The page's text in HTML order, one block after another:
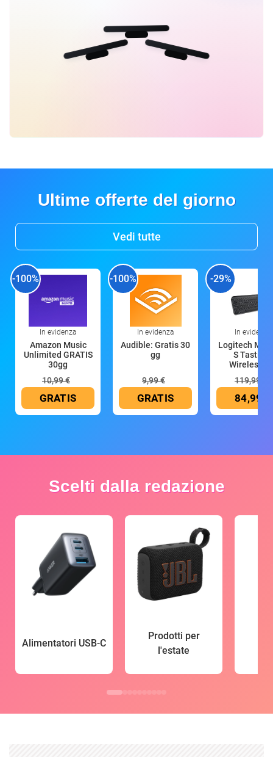
Ultime offerte del giorno
Vedi tutte
-100%
In evidenza
Amazon Music
Unlimited GRATIS
30gg
10,99 €
GRATIS
-100%
In evidenza
Audible: Gratis 30
gg
9,99 €
GRATIS
-29%
In evidenza
Logitech MX
S Tastiera
Wireless
119,99 €
84,99 €
Scelti dalla redazione
Alimentatori USB-C
Prodotti per
l'estate